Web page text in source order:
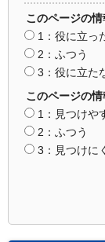
このページの
1：役に立っ
2：ふつう
3：役に立た
このページの
1：見つけや
2：ふつう
3：見つけに